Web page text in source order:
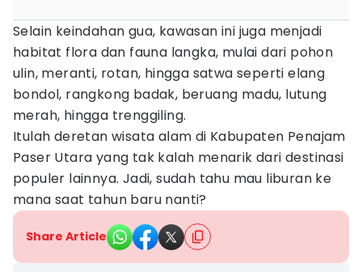
Selain keindahan gua, kawasan ini juga menjadi
habitat flora dan fauna langka, mulai dari pohon
ulin, meranti, rotan, hingga satwa seperti elang
bondol, rangkong badak, beruang madu, lutung
merah, hingga trenggiling.
Itulah deretan wisata alam di Kabupaten Penajam
Paser Utara yang tak kalah menarik dari destinasi
populer lainnya. Jadi, sudah tahu mau liburan ke
mana saat tahun baru nanti?
Share Article